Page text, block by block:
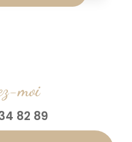
moi
82 89